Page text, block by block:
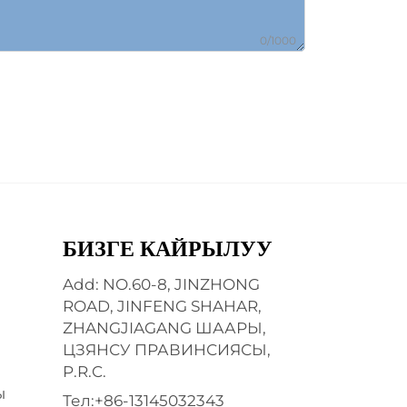
0/1000
БИЗГЕ КАЙРЫЛУУ
Add: NO.60-8, JINZHONG
ROAD, JINFENG SHAHAR,
ZHANGJIAGANG ШААРЫ,
ЦЗЯНСУ ПРАВИНСИЯСЫ,
P.R.C.
Тел:+86-13145032343